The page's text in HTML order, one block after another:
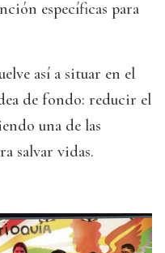
específicas para
así a situar en el
de fondo: reducir el
una de las
salvar vidas.